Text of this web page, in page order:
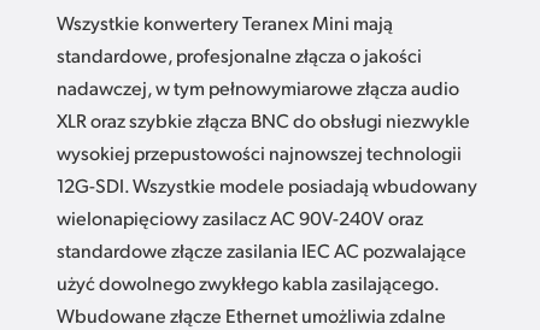
Wszystkie konwertery Teranex Mini mają
standardowe, profesjonalne złącza o jakości
nadawczej, w tym pełnowymiarowe złącza audio
XLR oraz szybkie złącza BNC do obsługi niezwykle
wysokiej przepustowości najnowszej technologii
12G-SDI. Wszystkie modele posiadają wbudowany
wielonapięciowy zasilacz AC 90V-240V oraz
standardowe złącze zasilania IEC AC pozwalające
użyć dowolnego zwykłego kabla zasilającego.
Wbudowane złącze Ethernet umożliwia zdalne